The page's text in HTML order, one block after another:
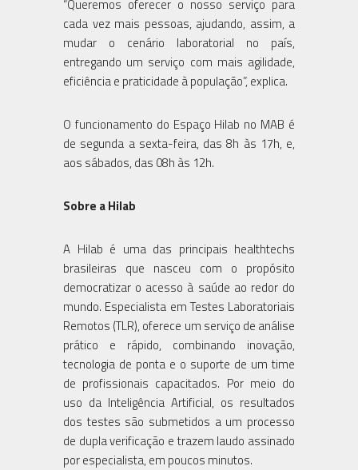
“Queremos oferecer o nosso serviço para
cada vez mais pessoas, ajudando, assim, a
mudar o cenário laboratorial no país,
entregando um serviço com mais agilidade,
eficiência e praticidade à população”, explica.
O funcionamento do Espaço Hilab no MAB é
de segunda a sexta-feira, das 8h às 17h, e,
aos sábados, das 08h às 12h.
Sobre a Hilab
A Hilab é uma das principais healthtechs
brasileiras que nasceu com o propósito
democratizar o acesso à saúde ao redor do
mundo. Especialista em Testes Laboratoriais
Remotos (TLR), oferece um serviço de análise
prático e rápido, combinando inovação,
tecnologia de ponta e o suporte de um time
de profissionais capacitados. Por meio do
uso da Inteligência Artificial, os resultados
dos testes são submetidos a um processo
de dupla verificação e trazem laudo assinado
por especialista, em poucos minutos.